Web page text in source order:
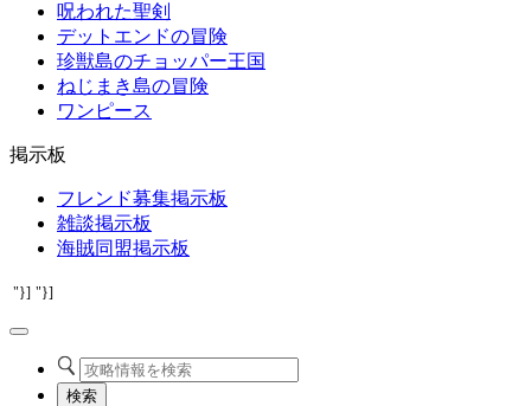
呪われた聖剣
デットエンドの冒険
珍獣島のチョッパー王国
ねじまき島の冒険
ワンピース
掲示板
フレンド募集掲示板
雑談掲示板
海賊同盟掲示板
"}] "}]
検索